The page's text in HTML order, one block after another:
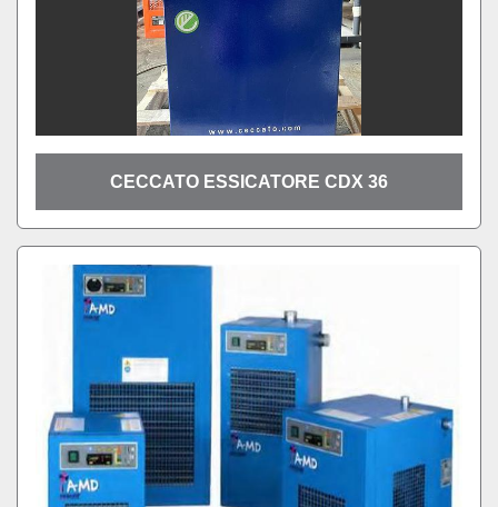
CECCATO ESSICATORE CDX 36